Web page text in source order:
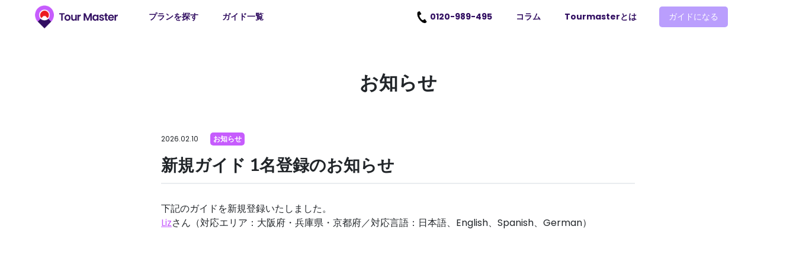
プランを探す ガイド一覧 0120-989-495 コラム Tourmasterとは ガイドになる
お知らせ
2026.02.10 お知らせ
新規ガイド 1名登録のお知らせ
下記のガイドを新規登録いたしました。
Lizさん（対応エリア：大阪府・兵庫県・京都府／対応言語：日本語、English、Spanish、German）